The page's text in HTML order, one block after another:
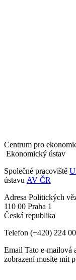
Centrum pro
Ekonomický ústav
Společné pracoviště
ústavu AV ČR
Adresa Politických
110 00 Praha 1
Česká republika
Telefon (+420) 224
Email Tato e-mailová
zobrazení musíte mít